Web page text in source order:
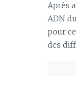
Après
ADN
pour
des